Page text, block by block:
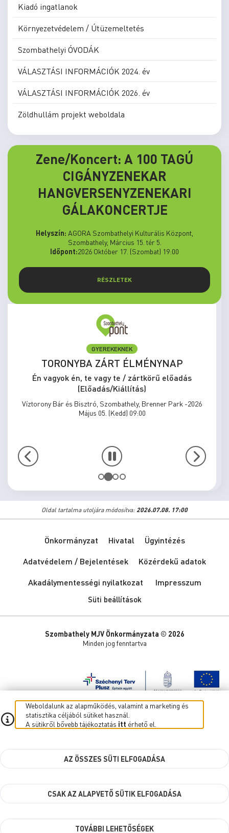
Kiadó ingatlanok
Környezetvédelem / Útüzemeltetés
Szombathelyi ÓVODÁK
VÁLASZTÁSI INFORMÁCIÓK 2024. év
VÁLASZTÁSI INFORMÁCIÓK 2026. év
Zöldhullám projekt weboldala
Zene/Koncert: A 100 TAGÚ
CIGÁNYZENEKAR
HANGVERSENYZENEKARI
GÁLAKONCERTJE
Helyszín: AGORA Szombathelyi Kulturális Központ,
Szombathely, Március 15. tér 5.
Időpont:2026 Október 17. (Szombat) 19:00
RÉSZLETEK
GYEREKEKNEK
TORONYBA ZÁRT ÉLMÉNYNAP
Én vagyok én, te vagy te / zártkörű előadás
(Előadás/Kiállítás)
Víztorony Bár és Bisztró, Szombathely, Brenner Park -2026
Május 05. (Kedd) 09:00
Oldal tartalma utoljára módosítva: 2026.07.08. 17:00
Önkormányzat Hivatal
Ügyintézés
Adatvédelem / Bejelentések
Közérdekű adatok
Akadálymentességi nyilatkozat
Impresszum
Süti beállítások
Szombathely MJV Önkormányzata © 2026
Minden jog fenntartva
Weboldalunk az alapműködés, valamint a marketing és
statisztika céljából sütiket használ.
A sütikről bővebb tájékoztatás itt érhető el.
AZ ÖSSZES SÜTI ELFOGADÁSA
CSAK AZ ALAPVETŐ SÜTIK ELFOGADÁSA
TOVÁBBI LEHETŐSÉGEK